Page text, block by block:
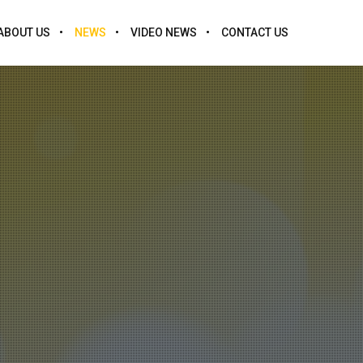
US NEWS VIDEO NEWS CONTACT US